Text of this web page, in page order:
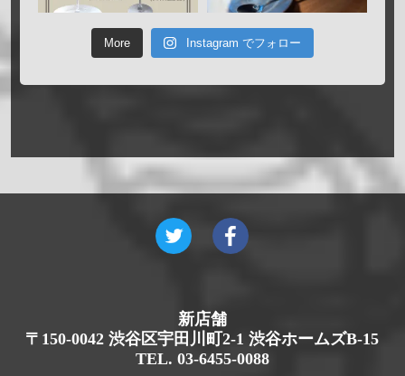
More Instagram でフォロー
新店舗
〒150-0042 渋谷区宇田川町2-1 渋谷ホームズB-15
TEL. 03-6455-0088